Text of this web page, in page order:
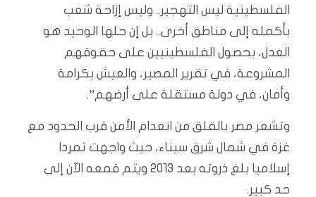
الفلسطينية ليس التهجير.. وليس إزاحة شعب
بأكمله إلى مناطق أخرى.. بل إن حلها الوحيد هو
العدل، بحصول الفلسطينيين على حقوقهم
المشروعة، في تقرير المصير، والعيش بكرامة
وأمان، في دولة مستقلة على أرضهم”.
وتشعر مصر بالقلق من انعدام الأمن قرب الحدود مع
غزة في شمال شرق سيناء، حيث واجهت تمردا
إسلاميا بلغ ذروته بعد 2013 ويتم قمعه الآن إلى
حد كبير.